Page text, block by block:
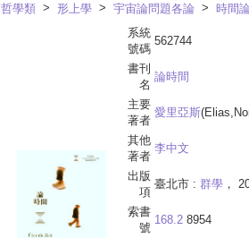
哲學類 > 形上學 > 宇宙論問題各論 > 時間
系統
號碼
562744
書刊
名
論時間
主要
著者
愛里亞斯
其他
著者
李中文
出版
項
臺北市 : 群學 ，
索書
號
168.2 8954